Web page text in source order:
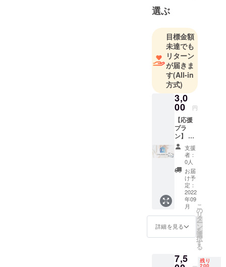
選ぶ
目標金額
未達でも
リターン
が届きま
す(All-in
方式)
3,0
00 円
【応援
プラ
ン】 本
プロ
ジェク
トを応
援して
くださ
る方へ
サンク
スレ
ターを
お送り
させて
いただ
きま
支援
者：
0人
お届
け予
定：
2022
年09
月
詳細を見る
こ
の
リ
タ
ー
ン
を
選
択
す
る
7,5 残り
200